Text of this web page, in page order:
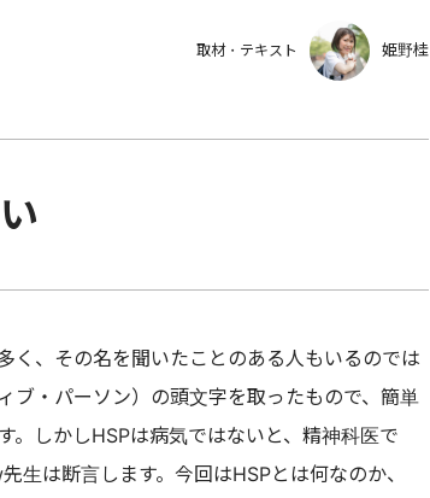
取材・テキスト 姫野桂
、その名を聞いたことのある人もいるのでは
ブ・パーソン）の頭文字を取ったもので、簡単
。しかしHSPは病気ではないと、精神科医で
は断言します。今回はHSPとは何なのか、